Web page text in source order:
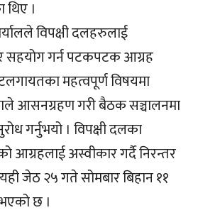
थिए ।
विपक्षी दलहरुलाई
सहयोग गर्न पटकपटक आग्रह
महत्वपूर्ण विषयमा
आसनग्रहण गरी बैठक सञ्चालनमा
गर्नुभयो । विपक्षी दलका
अस्वीकार गर्दै निरन्तर
जेठ २५ गते सोमबार बिहान ११
छ ।